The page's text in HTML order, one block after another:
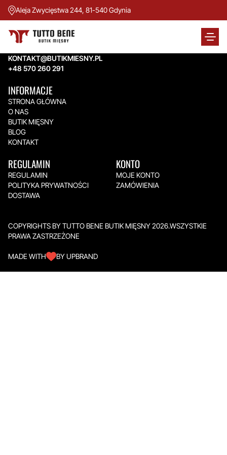
Aleja Zwycięstwa 244, 81-540 Gdynia
TUTTO BENE BUTIK MIĘSNY
Aleja Zwycięstwa 244,
KONTAKT@BUTIKMIESNY.PL
+48 570 260 291
INFORMACJE
STRONA GŁÓWNA
O NAS
BUTIK MIĘSNY
BLOG
KONTAKT
REGULAMIN
REGULAMIN
POLITYKA PRYWATNOŚCI
DOSTAWA
KONTO
MOJE KONTO
ZAMÓWIENIA
COPYRIGHTS BY TUTTO BENE BUTIK MIĘSNY 2026.WSZYSTKIE
PRAWA ZASTRZEŻONE
MADE WITH BY UPBRAND